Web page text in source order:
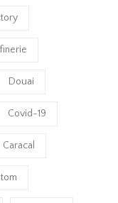
Douai
Covid-19
Caracal